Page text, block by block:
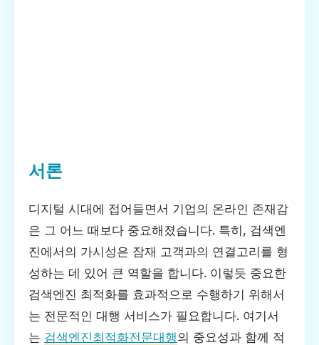
서론
디지털 시대에 접어들면서 기업의 온라인 존재감
은 그 어느 때보다 중요해졌습니다. 특히, 검색엔
진에서의 가시성은 잠재 고객과의 연결고리를 형
성하는 데 있어 큰 역할을 합니다. 이렇듯 중요한
검색엔진 최적화를 효과적으로 수행하기 위해서
는 전문적인 대행 서비스가 필요합니다. 여기서
는 검색엔진최적화전문대행의 중요성과 함께 적